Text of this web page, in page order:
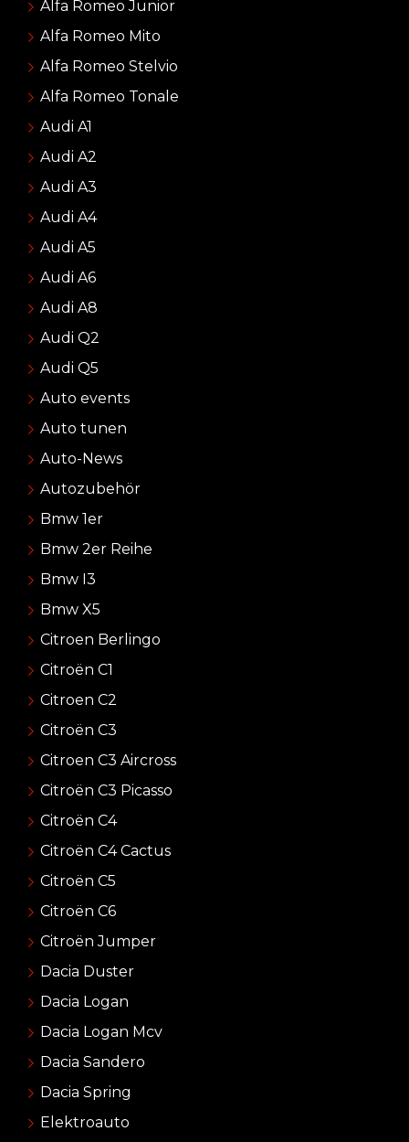
Alfa Romeo Junior
Alfa Romeo Mito
Alfa Romeo Stelvio
Alfa Romeo Tonale
Audi A1
Audi A2
Audi A3
Audi A4
Audi A5
Audi A6
Audi A8
Audi Q2
Audi Q5
Auto events
Auto tunen
Auto-News
Autozubehör
Bmw 1er
Bmw 2er Reihe
Bmw I3
Bmw X5
Citroen Berlingo
Citroën C1
Citroen C2
Citroën C3
Citroen C3 Aircross
Citroën C3 Picasso
Citroën C4
Citroën C4 Cactus
Citroën C5
Citroën C6
Citroën Jumper
Dacia Duster
Dacia Logan
Dacia Logan Mcv
Dacia Sandero
Dacia Spring
Elektroauto